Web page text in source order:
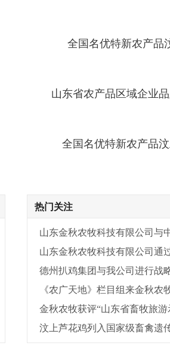
全国名优特新农产品
山东省农产品区域企业
全国名优特新农产品
热门关注
德州扒鸡集团与我公司进行战
《农广天地》栏目组来金秋农
金秋农牧获评“山东省畜牧旅游